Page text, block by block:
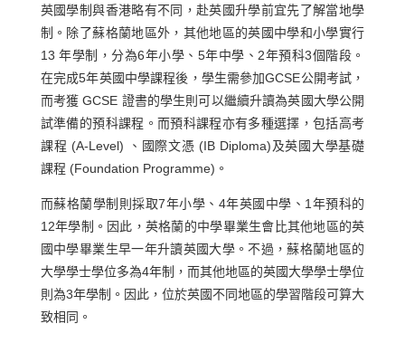
英國學制與香港略有不同，赴英國升學前宜先了解當地學
制。除了蘇格蘭地區外，其他地區的英國中學和小學實行
13 年學制，分為6年小學、5年中學、2年預科3個階段。
在完成5年英國中學課程後，學生需參加GCSE公開考試，
而考獲 GCSE 證書的學生則可以繼續升讀為英國大學公開
試準備的預科課程。而預科課程亦有多種選擇，包括高考
課程 (A-Level) 、國際文憑 (IB Diploma)及英國大學基礎
課程 (Foundation Programme)。
而蘇格蘭學制則採取7年小學、4年英國中學、1年預科的
12年學制。因此，英格蘭的中學畢業生會比其他地區的英
國中學畢業生早一年升讀英國大學。不過，蘇格蘭地區的
大學學士學位多為4年制，而其他地區的英國大學學士學位
則為3年學制。因此，位於英國不同地區的學習階段可算大
致相同。